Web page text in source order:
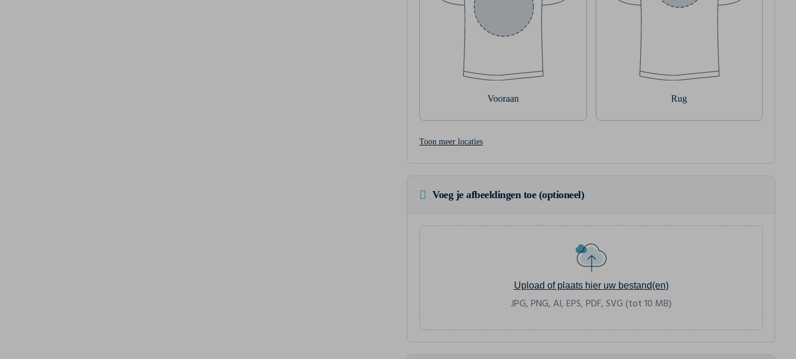
Vooraan Rug
Toon meer locaties
Voeg je afbeeldingen toe (optioneel)
Upload of plaats hier uw bestand(en)
JPG, PNG, AI, EPS, PDF, SVG (tot 10 MB)